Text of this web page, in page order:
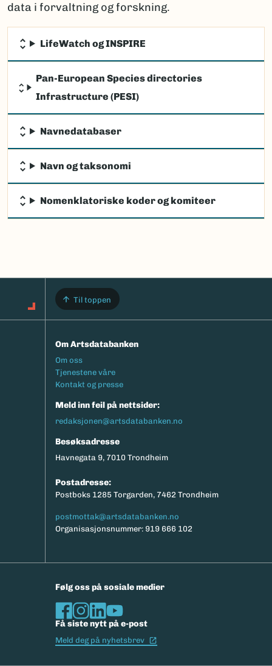
data i forvaltning og forskning.
LifeWatch og INSPIRE
Pan-European Species directories
Infrastructure (PESI)
Navnedatabaser
Navn og taksonomi
Nomenklatoriske koder og komiteer
Til toppen
Om Artsdatabanken
Footermeny
Om oss
Tjenestene våre
Kontakt og presse
Meld inn feil på nettsider:
redaksjonen@artsdatabanken.no
Besøksadresse
Havnegata 9, 7010 Trondheim
Postadresse:
Postboks 1285 Torgarden, 7462 Trondheim
postmottak@artsdatabanken.no
Organisasjonsnummer: 919 666 102
Følg oss på sosiale medier
Få siste nytt på e-post
Meld deg på nyhetsbrev